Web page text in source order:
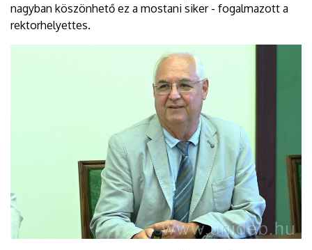
nagyban köszönhető ez a mostani siker - fogalmazott a
rektorhelyettes.